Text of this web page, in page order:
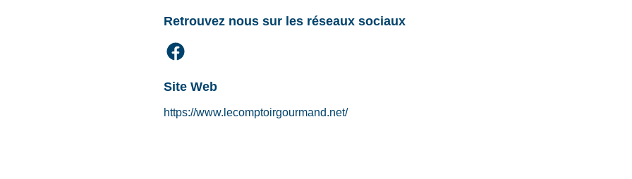
Retrouvez nous sur les réseaux sociaux
Site Web
https://www.lecomptoirgourmand.net/